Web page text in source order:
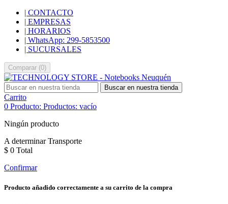
| CONTACTO
| EMPRESAS
| HORARIOS
| WhatsApp: 299-5853500
| SUCURSALES
Comparar (0)
Buscar en nuestra tienda
Carrito
0 Producto: Productos: vacío
Ningún producto
A determinarTransporte
$ 0 Total
Confirmar
Producto añadido correctamente a su carrito de la compra